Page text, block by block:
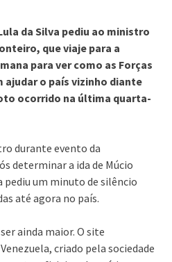
da Silva pediu ao ministro
que viaje para a
para ver como as Forças
ajudar o país vizinho diante
ocorrido na última quarta-
durante evento da
determinar a ida de Múcio
pediu um minuto de silêncio
até agora no país.
ainda maior. O site
criado pela sociedade